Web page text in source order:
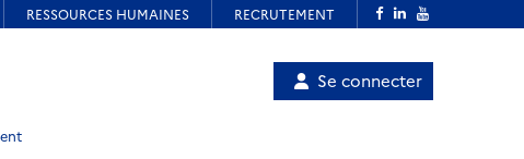
Menu Se connecter